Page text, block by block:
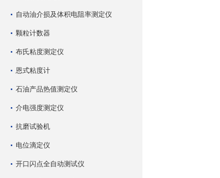
自动油介损及体积电阻率测定仪
颗粒计数器
布氏粘度测定仪
恩式粘度计
石油产品热值测定仪
介电强度测定仪
抗磨试验机
电位滴定仪
开口闪点全自动测试仪